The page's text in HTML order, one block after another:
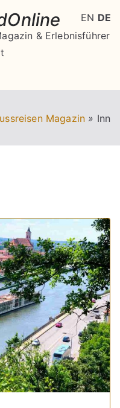
& Erlebnisführer
Magazin » Inn
EN DE